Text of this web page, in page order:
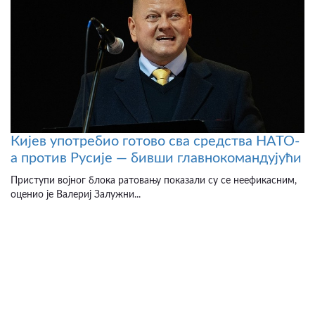
Кијев употребио готово сва средства НАТО-
а против Русије — бивши главнокомандујући
Приступи војног блока ратовању показали су се неефикасним,
оценио је Валериј Залужни...